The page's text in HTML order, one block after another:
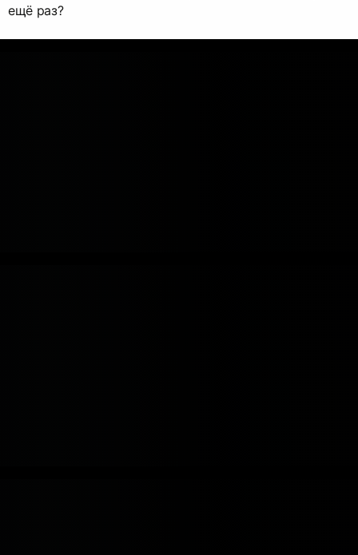
ещё раз?